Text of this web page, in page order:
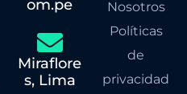
om.pe
Miraflore
s, Lima
Nosotros
Políticas
de
privacidad